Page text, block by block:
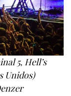
5, Hell’s
Unidos)